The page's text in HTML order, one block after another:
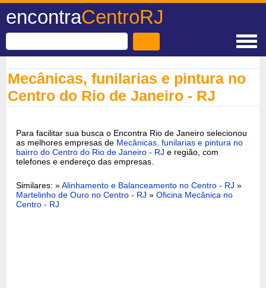
encontraCentroRJ
Mecânicas, funilarias e pintura no
Centro do Rio de Janeiro - RJ
Para facilitar sua busca o Encontra Rio de Janeiro selecionou
as melhores empresas de Mecânicas, funilarias e pintura no
bairro do Centro do Rio de Janeiro - RJ e região, com
telefones e endereço das empresas.
Similares: »Alinhamento e Balanceamento no Centro - RJ »
Martelinho de Ouro no Centro - RJ »Oficina Mecânica no
Centro - RJ